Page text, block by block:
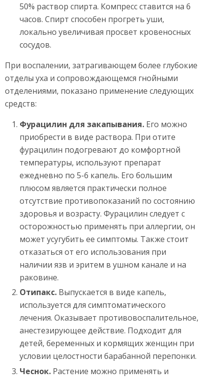
50% раствор спирта. Компресс ставится на 6
часов. Спирт способен прогреть уши,
локально увеличивая просвет кровеносных
сосудов.
При воспалении, затрагивающем более глубокие
отделы уха и сопровождающемся гнойными
отделениями, показано применение следующих
средств:
Фурацилин для закапывания. Его можно
приобрести в виде раствора. При отите
фурацилин подогревают до комфортной
температуры, используют препарат
ежедневно по 5-6 капель. Его большим
плюсом является практически полное
отсутствие противопоказаний по состоянию
здоровья и возрасту. Фурацилин следует с
осторожностью применять при аллергии, он
может усугубить ее симптомы. Также стоит
отказаться от его использования при
наличии язв и эритем в ушном канале и на
раковине.
Отипакс. Выпускается в виде капель,
используется для симптоматического
лечения. Оказывает противовоспалительное,
анестезирующее действие. Подходит для
детей, беременных и кормящих женщин при
условии целостности барабанной перепонки.
Чеснок. Растение можно применять и